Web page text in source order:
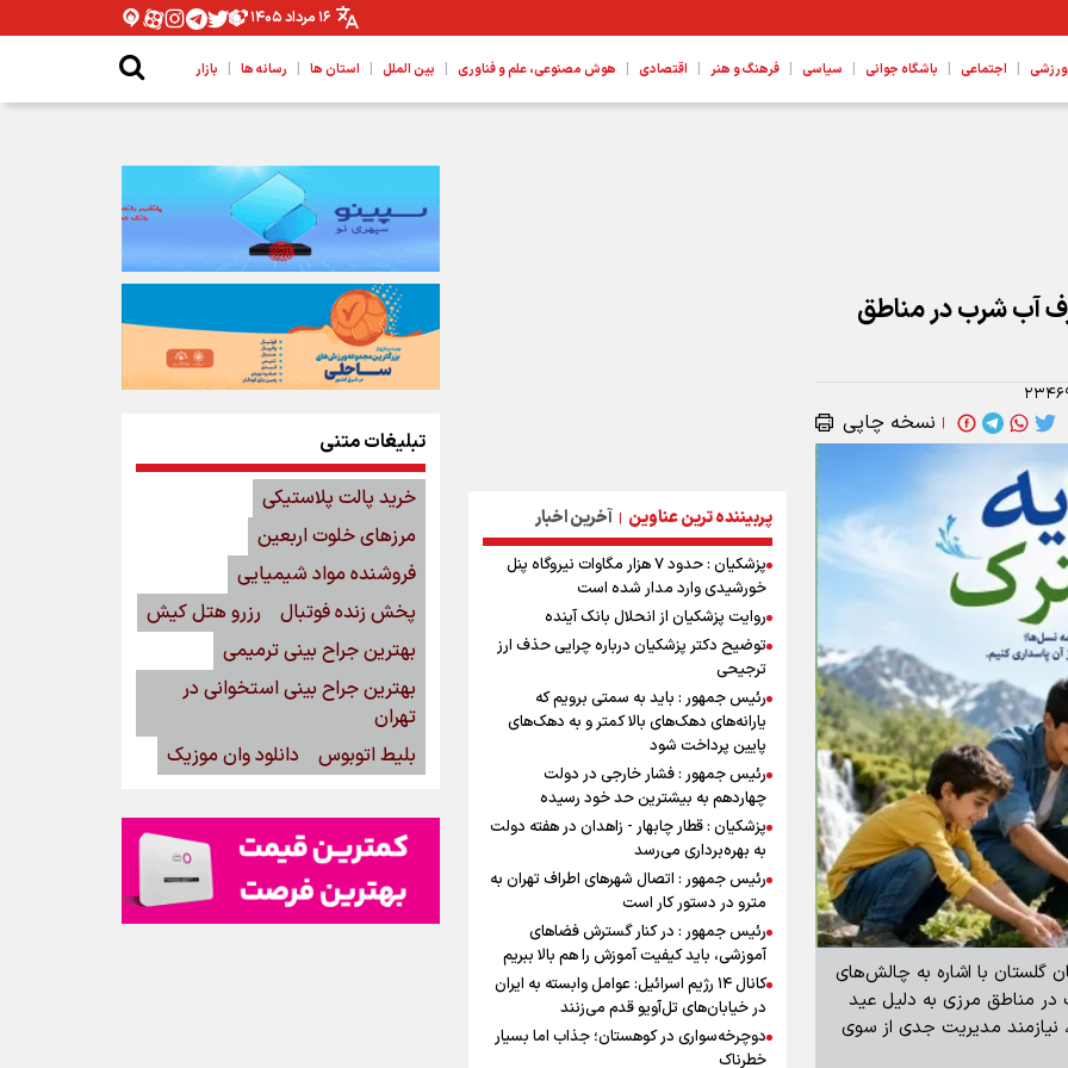
۱۶ مرداد ۱۴۰۵
ورزشی | اجتماعی | باشگاه جوانی | سیاسی | فرهنگ و هنر | اقتصادی | هوش مصنوعی، علم و فناوری | بین الملل | استان ها | رسانه ها | بازار
۲ برابری مصرف آب شرب در مناطق
| نسخه چاپی
گلستان با اشاره به چالش‌های
در مناطق مرزی به دلیل عید
مدیریت جدی از سوی
پربیننده ترین عناوین | آخرین اخبار
پزشکیان : حدود ۷ هزار مگاوات نیروگاه پنل
خورشیدی وارد مدار شده است
روایت پزشکیان از انحلال بانک آینده
توضیح دکتر پزشکیان درباره چرایی حذف ارز
ترجیحی
رئیس جمهور : باید به سمتی برویم که
یارانه‌های دهک‌های بالا کمتر و به دهک‌های
پایین پرداخت شود
رئیس جمهور : فشار خارجی در دولت
چهاردهم به بیشترین حد خود رسیده
پزشکیان : قطار چابهار - زاهدان در هفته دولت
به بهره‌برداری می‌رسد
رئیس جمهور : اتصال شهرهای اطراف تهران به
مترو در دستور کار است
رئیس جمهور : در کنار گسترش فضاهای
آموزشی، باید کیفیت آموزش را هم بالا ببریم
کانال ۱۴ رژیم اسرائیل: عوامل وابسته به ایران
در خیابان‌های تل‌آویو قدم می‌زنند
دوچرخه‌سواری در کوهستان؛ جذاب اما بسیار
خطرناک
تبلیغات متنی
خرید پالت پلاستیکی
مرزهای خلوت اربعین
فروشنده مواد شیمیایی
پخش زنده فوتبال
رزرو هتل کیش
بهترین جراح بینی ترمیمی
بهترین جراح بینی استخوانی در
تهران
بلیط اتوبوس
دانلود وان موزیک